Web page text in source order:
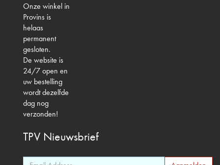
Onze winkel in
Provins is
helaas
permanent
gesloten.
De website is
24/7 open en
uw bestelling
wordt dezelfde
dag nog
verzonden!
TPV Nieuwsbrief